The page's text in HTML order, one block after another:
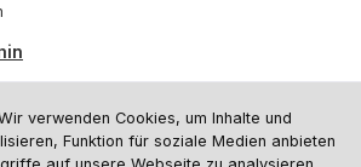
.
verwenden Cookies, um Inhalte und
Funktion für soziale Medien anbieten